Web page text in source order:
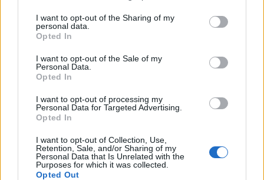
I want to opt-out of the Sharing of my
personal data.
Opted In
I want to opt-out of the Sale of my
Personal Data.
Opted In
I want to opt-out of processing my
Personal Data for Targeted Advertising.
Opted In
I want to opt-out of Collection, Use,
Retention, Sale, and/or Sharing of my
Personal Data that Is Unrelated with the
Purposes for which it was collected.
Opted Out
TI POTREBBE INTERESSARE
MATEMATICA
Disequazione di primo grado
MATEMATICA
$((x-1)^2-(2x-1)(x/2-2))/(1+1/2)$